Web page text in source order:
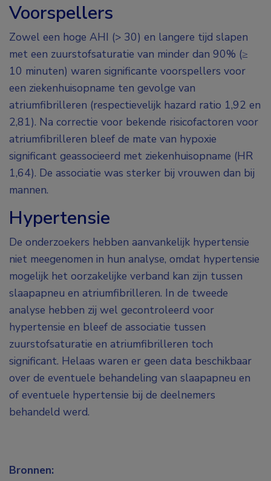
Voorspellers
Zowel een hoge AHI (> 30) en langere tijd slapen
met een zuurstofsaturatie van minder dan 90% (≥
10 minuten) waren significante voorspellers voor
een ziekenhuisopname ten gevolge van
atriumfibrilleren (respectievelijk hazard ratio 1,92 en
2,81). Na correctie voor bekende risicofactoren voor
atriumfibrilleren bleef de mate van hypoxie
significant geassocieerd met ziekenhuisopname (HR
1,64). De associatie was sterker bij vrouwen dan bij
mannen.
Hypertensie
De onderzoekers hebben aanvankelijk hypertensie
niet meegenomen in hun analyse, omdat hypertensie
mogelijk het oorzakelijke verband kan zijn tussen
slaapapneu en atriumfibrilleren. In de tweede
analyse hebben zij wel gecontroleerd voor
hypertensie en bleef de associatie tussen
zuurstofsaturatie en atriumfibrilleren toch
significant. Helaas waren er geen data beschikbaar
over de eventuele behandeling van slaapapneu en
of eventuele hypertensie bij de deelnemers
behandeld werd.
Bronnen: